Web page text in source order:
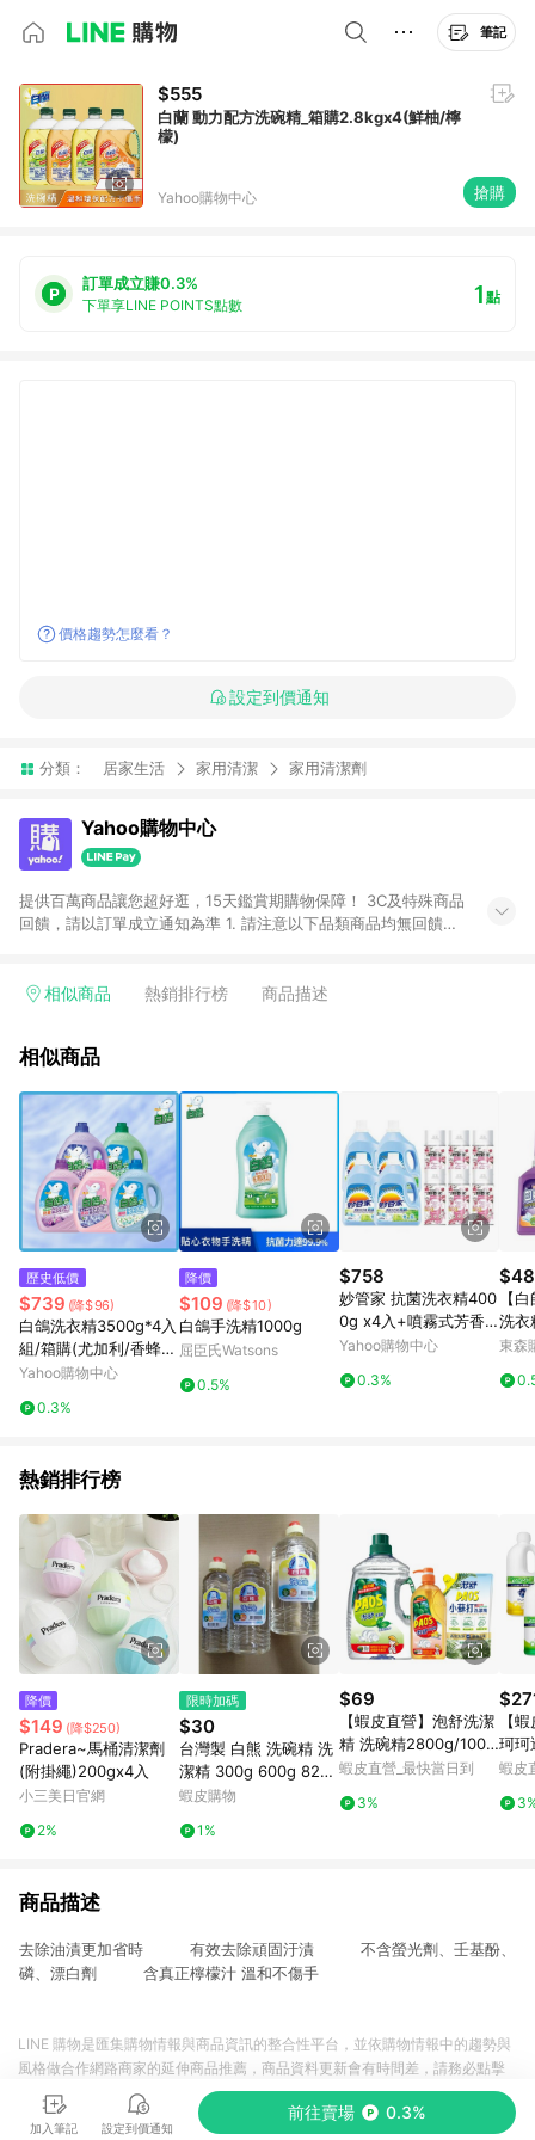
筆記
$555
白蘭 動力配方洗碗精_箱購2.8kgx4(鮮柚/檸
檬)
Yahoo購物中心 搶購
訂單成立賺0.3%
下單享LINE POINTS點數 1點
價格趨勢怎麼看？
設定到價通知
分類： 居家生活 家用清潔 家用清潔劑
Yahoo購物中心
提供百萬商品讓您超好逛，15天鑑賞期購物保障！ 3C及特殊商品
回饋，請以訂單成立通知為準 1. 請注意以下品類商品均無回饋：
電玩/遊戲/相機/單眼/鏡頭/拍立得 [2024/6/1起適用] -內接硬
的購回饋活動享Yahoo超贈點回饋者 - 購物中心商店之商品：商
3. 訂單回饋金額將扣除運費/購物金/超贈點/福利金/紅利折抵/折
價券等虛擬貨幣折抵 4. 大宗採購或批發轉賣不具回饋資格： 如
有相關事證認定您為大宗採購、批發轉賣而非最終消費使用者，
相關認定以Yahoo購物中心之認定為準
相似商品 熱銷排行榜 商品描述
相似商品
歷史低價
$739 (降$96)
白鴿洗衣精3500g*4入
組/箱購(尤加利/香蜂
草/小蒼蘭/棉花籽/茉莉
Yahoo購物中心
0.3%
降價
$109 (降$10)
白鴿手洗精1000g
屈臣氏Watsons
0.5%
$758
妙管家 抗菌洗衣精400
0g x4入+噴霧式芳香
劑300ml x6入
Yahoo購物中心
0.3%
【
洗衣
4)-
東森
熱銷排行榜
降價
$149 (降$250)
Pradera~馬桶清潔劑
(附掛繩)200gx4入
小三美日官網
2%
限時加碼
$30
台灣製 白熊 洗碗精 洗
潔精 300g 600g 820g
1000g 無添加香精 不
蝦皮購物
1%
$69
【蝦皮直營】泡舒洗潔
精 洗碗精2800g/1000
g/800g (綠茶/檸檬/小
蝦皮直營_最快當日到
3%
【
珂珂
特大
蝦皮
商品描述
去除油漬更加省時 有效去除頑固汙漬 不含螢光劑、壬基酚、
磷、漂白劑 含真正檸檬汁 溫和不傷手
加入筆記 設定到價通知
前往賣場 0.3%
LINE 購物是匯集購物情報與商品資訊的整合性平台，並依購物情報中的趨勢與
風格做合作網路商家的延伸商品推薦，商品資料更新會有時間差，請務必點擊
商品至各合作網路商家，確認現售價與購物條件，一切資訊以合作廠商網頁為
準。